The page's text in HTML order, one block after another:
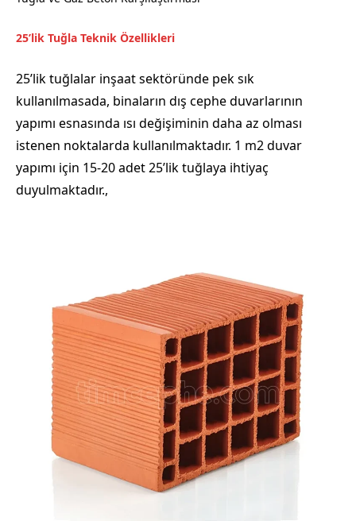
25’lik Tuğla Teknik Özellikleri
25’lik tuğlalar inşaat sektöründe pek sık
kullanılmasada, binaların dış cephe duvarlarının
yapımı esnasında ısı değişiminin daha az olması
istenen noktalarda kullanılmaktadır. 1 m2 duvar
yapımı için 15-20 adet 25’lik tuğlaya ihtiyaç
duyulmaktadır.,